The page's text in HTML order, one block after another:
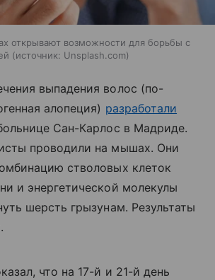
открывают возможности для борьбы с
источник: Unsplash.com
выпадения волос (по-
алопеция) разработали
Сан-Карлос в Мадриде.
проводили на мышах. Они
стволовых клеток
и энергетической молекулы
шерсть грызунам. Результаты
что на 17-й и 21-й день